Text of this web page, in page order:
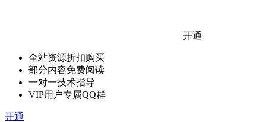
开通
全站资源折扣购买
部分内容免费阅读
一对一技术指导
VIP用户专属QQ群
开通